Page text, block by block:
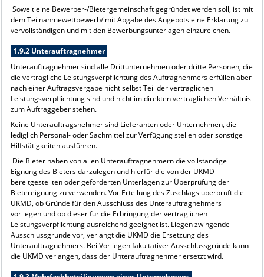
Soweit eine Bewerber-/Bietergemeinschaft gegründet werden soll, ist mit
dem Teilnahmewettbewerb/ mit Abgabe des Angebots eine Erklärung zu
vervollständigen und mit den Bewerbungsunterlagen einzureichen.
1.9.2 Unterauftragnehmer
Unterauftragnehmer sind alle Drittunternehmen oder dritte Personen, die
die vertragliche Leistungsverpflichtung des Auftragnehmers erfüllen aber
nach einer Auftragsvergabe nicht selbst Teil der vertraglichen
Leistungsverpflichtung sind und nicht im direkten vertraglichen Verhältnis
zum Auftraggeber stehen.
Keine Unterauftragsnehmer sind Lieferanten oder Unternehmen, die
lediglich Personal- oder Sachmittel zur Verfügung stellen oder sonstige
Hilfstätigkeiten ausführen.
Die Bieter haben von allen Unterauftragnehmern die vollständige
Eignung des Bieters darzulegen und hierfür die von der UKMD
bereitgestellten oder geforderten Unterlagen zur Überprüfung der
Bietereignung zu verwenden. Vor Erteilung des Zuschlags überprüft die
UKMD, ob Gründe für den Ausschluss des Unterauftragnehmers
vorliegen und ob dieser für die Erbringung der vertraglichen
Leistungsverpflichtung ausreichend geeignet ist. Liegen zwingende
Ausschlussgründe vor, verlangt die UKMD die Ersetzung des
Unterauftragnehmers. Bei Vorliegen fakultativer Ausschlussgründe kann
die UKMD verlangen, dass der Unterauftragnehmer ersetzt wird.